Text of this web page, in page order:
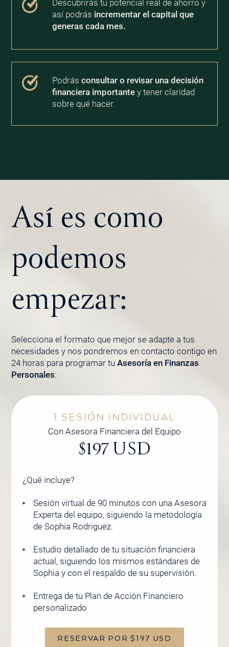
Descubrirás tu potencial real de ahorro y
así podrás incrementar el capital que
generas cada mes.
Podrásconsultar o revisar una decisión
financiera importante y tener claridad
sobre qué hacer.
Así es como
podemos
empezar:
Selecciona el formato que mejor se adapte a tus
necesidades y nos pondremos en contacto contigo en
24 horas para programar tu Asesoría en Finanzas
Personales:
1 SESIÓN INDIVIDUAL
Con Asesora Financiera del Equipo
$197 USD
¿Qué incluye?
Sesión virtual de 90 minutos con una Asesora
Experta del equipo, siguiendo la metodología
de Sophia Rodriguez.
Estudio detallado de tu situación financiera
actual, siguiendo los mismos estándares de
Sophia y con el respaldo de su supervisión.
Entrega de tu Plan de Acción Financiero
personalizado
RESERVAR POR $197 USD